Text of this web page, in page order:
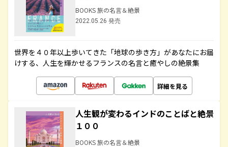
BOOKS 旅の名言＆絶景
2022.05.26 発売
世界を４０年以上歩いてきた「地球の歩き方」があなたにお届
けする、人生を輝かせるフランスの名言と癒やしの絶景集
詳細を見る
人生観が変わるインドのことばと絶景
１００
BOOKS 旅の名言＆絶景